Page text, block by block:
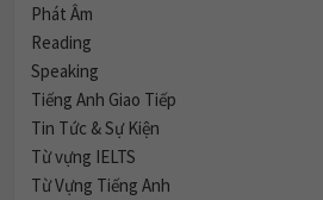
Phát Âm
Reading
Speaking
Tiếng Anh Giao Tiếp
Tin Tức & Sự Kiện
Từ vựng IELTS
Từ Vựng Tiếng Anh